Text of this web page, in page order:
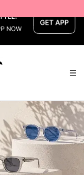
تاجر — Home page default h1 desc